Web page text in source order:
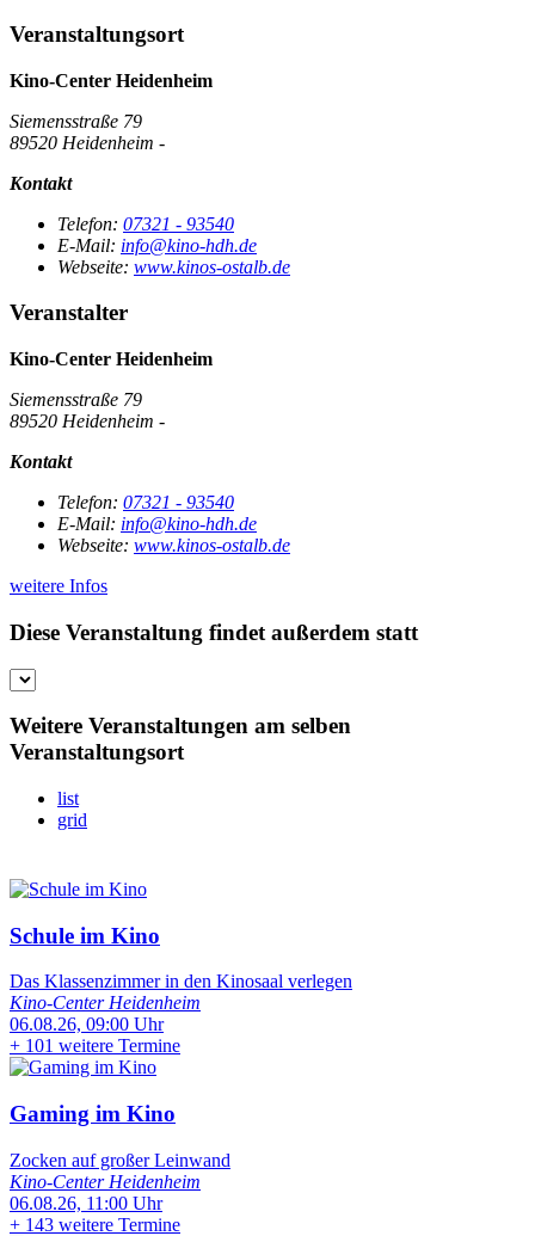
Veranstaltungsort
Kino-Center Heidenheim
Siemensstraße 79
89520 Heidenheim -
Kontakt
Telefon: 07321 - 93540
E-Mail: info@kino-hdh.de
Webseite: www.kinos-ostalb.de
Veranstalter
Kino-Center Heidenheim
Siemensstraße 79
89520 Heidenheim -
Kontakt
Telefon: 07321 - 93540
E-Mail: info@kino-hdh.de
Webseite: www.kinos-ostalb.de
weitere Infos
Diese Veranstaltung findet außerdem statt
Weitere Veranstaltungen am selben
Veranstaltungsort
list
grid
Schule im Kino
Das Klassenzimmer in den Kinosaal verlegen
Kino-Center Heidenheim
06.08.26, 09:00 Uhr
+ 101 weitere Termine
Gaming im Kino
Zocken auf großer Leinwand
Kino-Center Heidenheim
06.08.26, 11:00 Uhr
+ 143 weitere Termine